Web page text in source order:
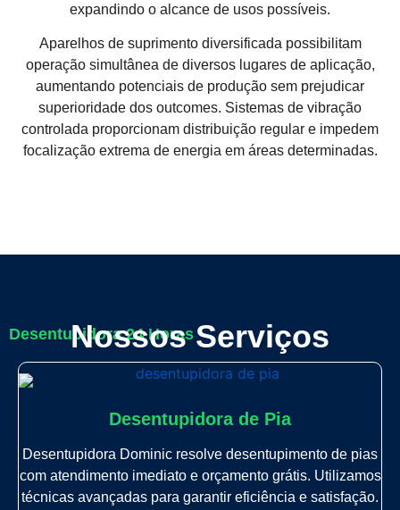
expandindo o alcance de usos possíveis.
Aparelhos de suprimento diversificada possibilitam
operação simultânea de diversos lugares de aplicação,
aumentando potenciais de produção sem prejudicar
superioridade dos outcomes. Sistemas de vibração
controlada proporcionam distribuição regular e impedem
focalização extrema de energia em áreas determinadas.
Desentupidora 24 Horas
Nossos Serviços
Desentupidora de Pia
Desentupidora Dominic resolve desentupimento de pias
com atendimento imediato e orçamento grátis. Utilizamos
técnicas avançadas para garantir eficiência e satisfação.